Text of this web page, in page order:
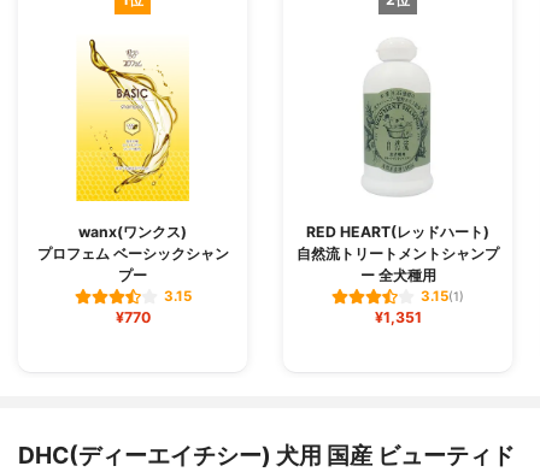
wanx(ワンクス)
プロフェム ベーシックシャン
プー
3.15
¥770
RED HEART(レッドハート)
自然流トリートメントシャンプ
ー 全犬種用
3.15(1)
¥1,351
DHC(ディーエイチシー) 犬用 国産 ビューティド